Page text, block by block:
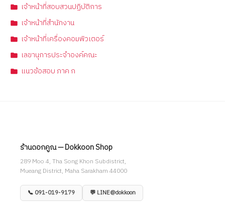
เจ้าหน้าที่สอบสวนปฏิบัติการ
เจ้าหน้าที่สำนักงาน
เจ้าหน้าที่เครื่องคอมพิวเตอร์
เลขานุการประจำองค์คณะ
แนวข้อสอบ ภาค ก
ร้านดอกคูณ — Dokkoon Shop
289 Moo 4, Tha Song Khon Subdistrict,
Mueang District, Maha Sarakham 44000
📞 091-019-9179 💬 LINE@dokkoon